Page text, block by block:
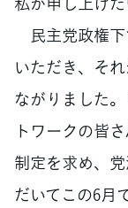
民主党政権下
いただき、そ
ながりました。
トワークの皆
制定を求め、
だいてこの6月